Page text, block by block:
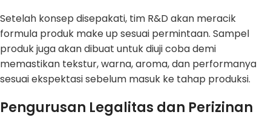
Setelah konsep disepakati, tim R&D akan meracik
formula produk make up sesuai permintaan. Sampel
produk juga akan dibuat untuk diuji coba demi
memastikan tekstur, warna, aroma, dan performanya
sesuai ekspektasi sebelum masuk ke tahap produksi.
Pengurusan Legalitas dan Perizinan